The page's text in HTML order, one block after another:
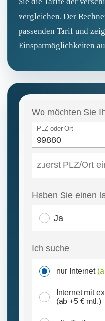
vergleichen. Der
passenden Tarif und
Einsparmöglichkeiten